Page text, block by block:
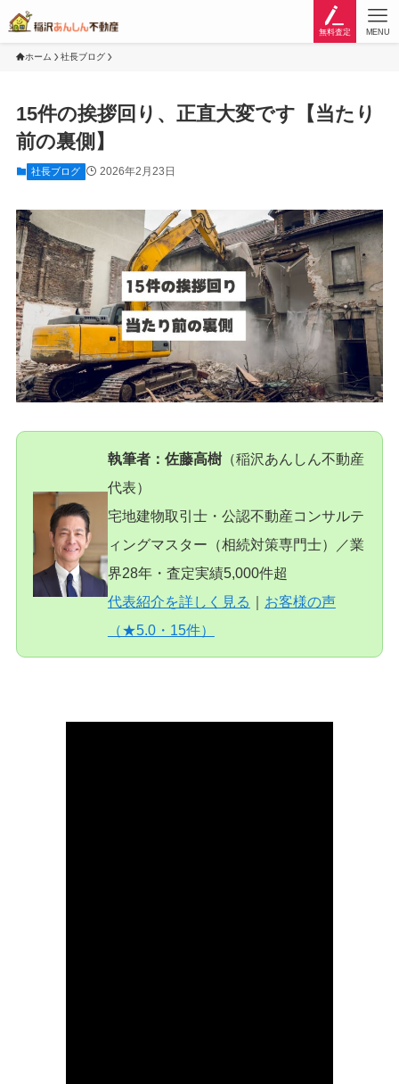
無料査定 MENU
ホーム 社長ブログ
15件の挨拶回り、正直大変です【当たり
前の裏側】
社長ブログ 2026年2月23日
執筆者：佐藤高樹（稲沢あんしん不動産
代表）
宅地建物取引士・公認不動産コンサルテ
ィングマスター（相続対策専門士）／業
界28年・査定実績5,000件超
代表紹介を詳しく見る ｜ お客様の声
（★5.0・15件）